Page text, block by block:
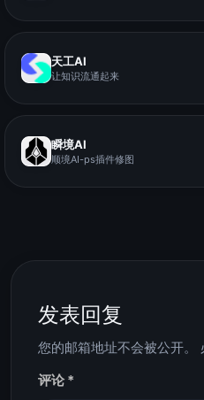
天工AI
让知识流通起来
瞬境AI
顺境AI-ps插件修图
发表回复
您的邮箱地址不会被公开。
评论*